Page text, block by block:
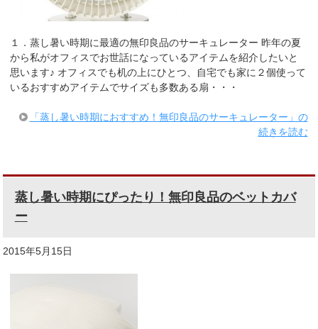
１．蒸し暑い時期に最適の無印良品のサーキュレーター 昨年の夏
から私がオフィスでお世話になっているアイテムを紹介したいと
思います♪ オフィスでも机の上にひとつ、自宅でも家に２個使って
いるおすすめアイテムでサイズも多数ある扇・・・
「蒸し暑い時期におすすめ！無印良品のサーキュレーター」の
続きを読む
蒸し暑い時期にぴったり！無印良品のベットカバ
ー
2015年5月15日